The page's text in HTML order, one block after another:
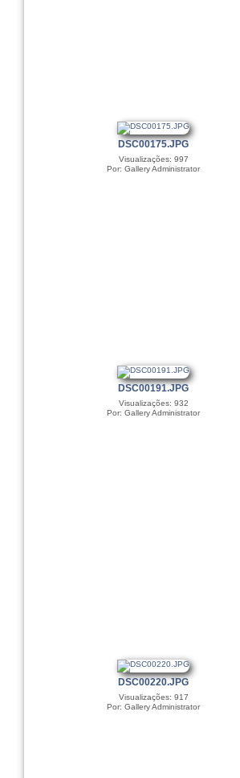
DSC00175.JPG
Visualizações: 997
Por: Gallery Administrator
DSC00191.JPG
Visualizações: 932
Por: Gallery Administrator
DSC00220.JPG
Visualizações: 917
Por: Gallery Administrator